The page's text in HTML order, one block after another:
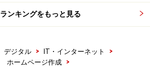
ランキングをもっと見る
デジタル > IT・インターネット
>
ホームページ作成
>